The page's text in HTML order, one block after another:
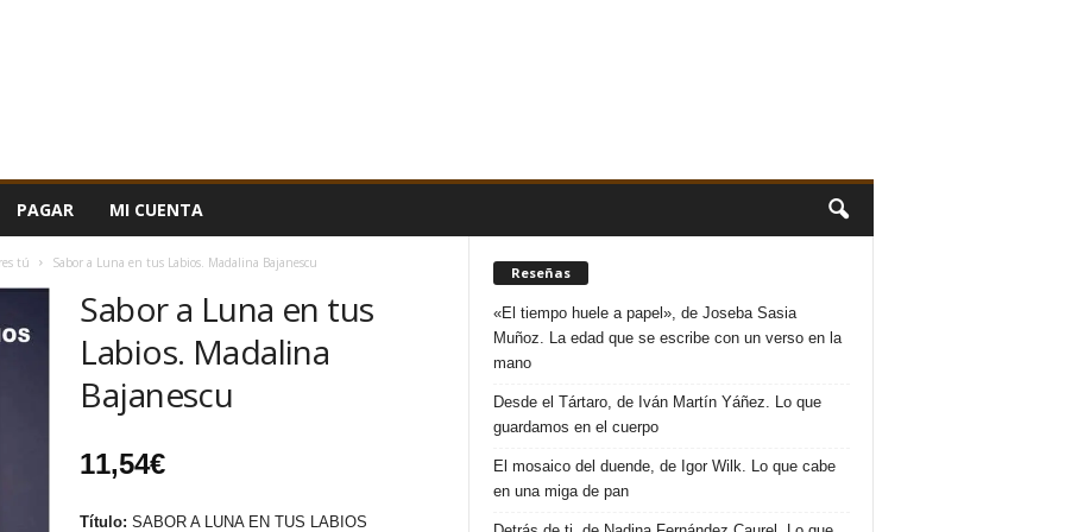
PAGAR MI CUENTA
tú Sabor a Luna en tus Labios. Madalina Bajanescu
Sabor a Luna en tus
Labios. Madalina
Bajanescu
11,54€
Título: SABOR A LUNA EN TUS LABIOS
Reseñas
«El tiempo huele a papel», de Joseba Sasia
Muñoz. La edad que se escribe con un verso en la
mano
Desde el Tártaro, de Iván Martín Yáñez. Lo que
guardamos en el cuerpo
El mosaico del duende, de Igor Wilk. Lo que cabe
en una miga de pan